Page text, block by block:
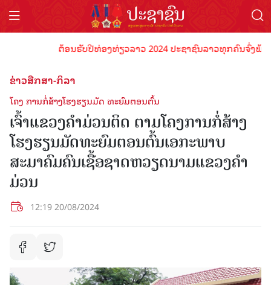
ຕ້ອນຮັບປີທ່ອງທ່ຽວລາວ 2024 ປະຊາຊົນລາວທຸກຄົນຈົ່ງພ້ອ
ຂ່າວສືກສາ-ກິລາ
ໂຄງ ການກໍ່ສ້າງໂຮງຮຽນມັດ ທະຍົມຕອນຕົ້ນ
ເຈົ້າແຂວງຄຳມ່ວນຕິດ ຕາມໂຄງການກໍ່ສ້າງ
ໂຮງຮຽນມັດທະຍົມຕອນຕົ້ນເອກະພາບ
ສະມາຄົມຄົນເຊື້ອຊາດຫວຽດນາມແຂວງຄຳ
ມ່ວນ
12:19 20/08/2024